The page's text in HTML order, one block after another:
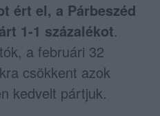
ért el, a Párbeszéd
1-1 százalékot.
a februári 32
csökkent azok
kedvelt pártjuk.